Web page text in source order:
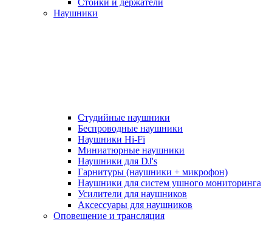
Стойки и держатели
Наушники
Студийные наушники
Беспроводные наушники
Наушники Hi-Fi
Миниатюрные наушники
Наушники для DJ's
Гарнитуры (наушники + микрофон)
Наушники для систем ушного мониторинга
Усилители для наушников
Аксессуары для наушников
Оповещение и трансляция